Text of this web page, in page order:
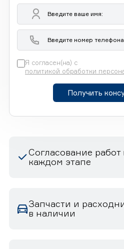
Я согласен(на) с
политикой обработки
Получить
Согласование
каждом этапе
Запчасти и
в наличии